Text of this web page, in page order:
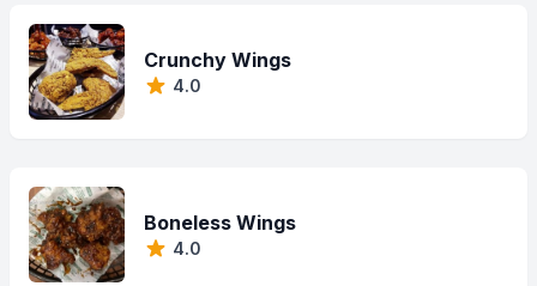
Crunchy Wings
4.0
Boneless Wings
4.0